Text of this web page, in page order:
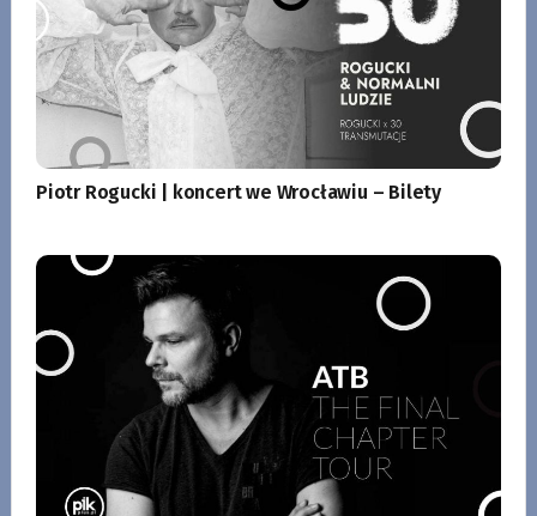
Piotr Rogucki | koncert we Wrocławiu – Bilety